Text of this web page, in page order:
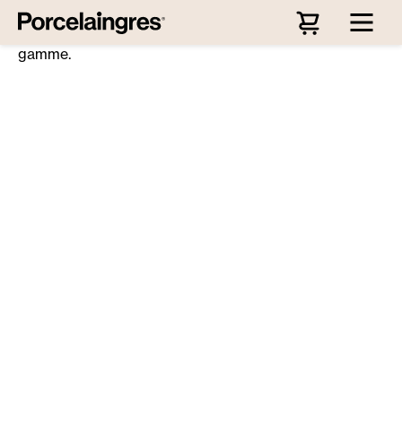
Passer au contenu principal